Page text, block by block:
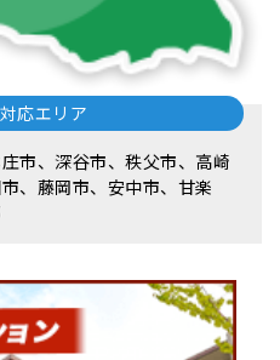
応エリア
市、深谷市、秩父市、高崎
、藤岡市、安中市、甘楽